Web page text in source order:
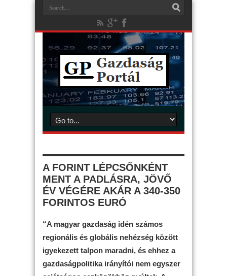
A FORINT LÉPCSŐNKÉNT
MENT A PADLÁSRA, JÖVŐ
ÉV VÉGÉRE AKÁR A 340-350
FORINTOS EURÓ
“A magyar gazdaság idén számos
regionális és globális nehézség között
igyekezett talpon maradni, és ehhez a
gazdaságpolitika irányítói nem egyszer